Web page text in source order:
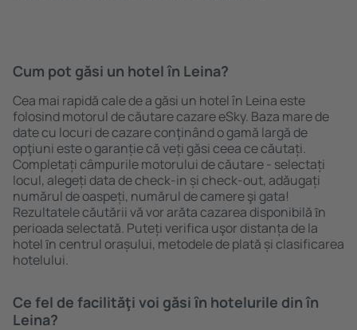
Cum pot găsi un hotel în Leina?
Cea mai rapidă cale de a găsi un hotel în Leina este
folosind motorul de căutare cazare eSky. Baza mare de
date cu locuri de cazare conţinând o gamă largă de
opţiuni este o garanție că veți găsi ceea ce căutați.
Completați câmpurile motorului de căutare - selectați
locul, alegeți data de check-in și check-out, adăugați
numărul de oaspeți, numărul de camere şi gata!
Rezultatele căutării vă vor arăta cazarea disponibilă ȋn
perioada selectată. Puteți verifica uşor distanța de la
hotel ȋn centrul orașului, metodele de plată și clasificarea
hotelului.
Ce fel de facilităţi voi găsi ȋn hotelurile din în
Leina?